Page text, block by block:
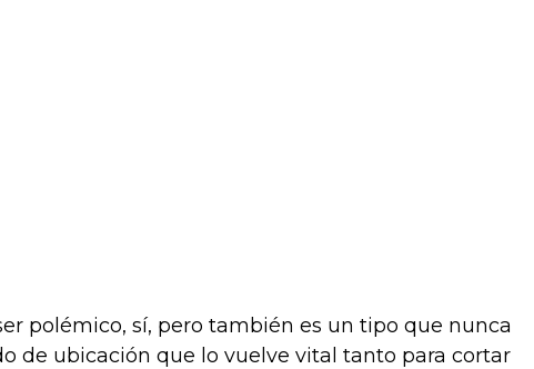
polémico, sí, pero también es un tipo que nunca
de ubicación que lo vuelve vital tanto para cortar